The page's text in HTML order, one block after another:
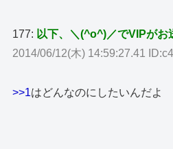
177: 以下、＼(^o^)／でVIPがお
2014/06/12(木) 14:59:27.41
>>1はどんなのにしたいんだよ